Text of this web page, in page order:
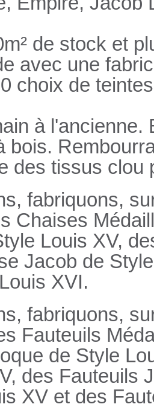
de stock et
avec une
choix de
à
bois.
des tissus clou
fabriquons,
Chaises
Louis XV,
Jacob de
XVI.
fabriquons,
Fauteuils
de Style
des Fauteuils
XV et des